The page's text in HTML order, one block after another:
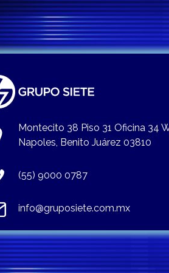
Montecito 38 Piso 31 Oficina 34
Napoles, Benito Juárez 03810
(55) 9000 0787
info@gruposiete.com.mx